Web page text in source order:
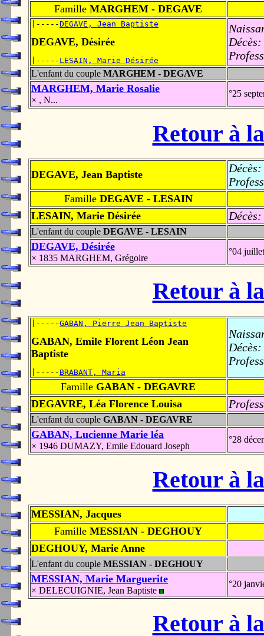
Famille MARGHEM - DEGAVE
|-----DEGAVE, Jean Baptiste
DEGAVE, Désirée
|----- LESAIN, Marie Désirée
Décès:
L'enfant du couple MARGHEM - DEGAVE
MARGHEM, Marie Rosalie
× , N...
°25
Retour à
DEGAVE, Jean Baptiste Décès:
FamilleDEGAVE - LESAIN
LESAIN, Marie Désirée
Décès:
L'enfant du couple DEGAVE - LESAIN
DEGAVE, Désirée
× 1835 MARGHEM, Grégoire
°04
Retour à
|-----GABAN, Pierre Jean Baptiste
GABAN, Emile Florent Léon Jean
Baptiste
|----- BRABANT, Maria
Décès:
Famille GABAN - DEGAVRE
DEGAVRE, Léa Florence Louisa
L'enfant du couple GABAN - DEGAVRE
GABAN, Lucienne Marie léa
× 1946 DUMAZY, Emile Edouard Joseph
°28
Retour à
MESSIAN, Jacques
Famille MESSIAN - DEGHOUY
DEGHOUY, Marie Anne
L'enfant du couple MESSIAN - DEGHOUY
MESSIAN, Marie Marguerite
× DELECUIGNIE, Jean Baptiste
°20
Retour à